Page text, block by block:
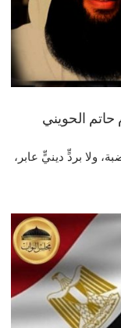
الحويني
ولا بردٍّ دينيٍّ عابر،